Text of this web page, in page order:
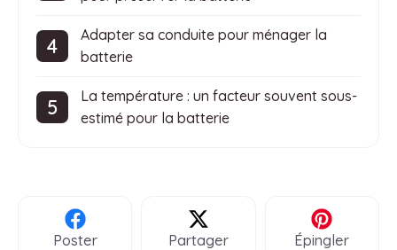
Adapter sa conduite pour ménager la
batterie
La température : un facteur souvent sous-
estimé pour la batterie
Poster Partager Épingler